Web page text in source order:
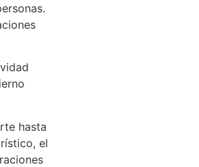
hasta
el